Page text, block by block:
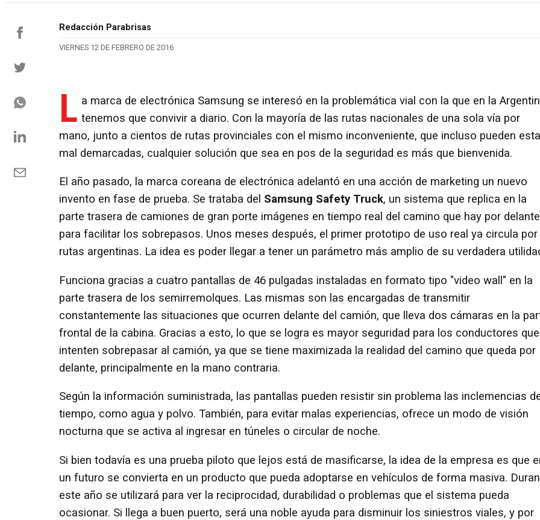
Redacción Parabrisas
VIERNES 12 DE FEBRERO DE 2016
L a marca de electrónica Samsung se interesó en la problemática vial con la que en la
tenemos que convivir a diario. Con la mayoría de las rutas nacionales de una sola vía por
mano, junto a cientos de rutas provinciales con el mismo inconveniente, que incluso pueden
mal demarcadas, cualquier solución que sea en pos de la seguridad es más que bienvenida.
El año pasado, la marca coreana de electrónica adelantó en una acción de marketing un nuevo
invento en fase de prueba. Se trataba del Samsung Safety Truck, un sistema que replica en la
parte trasera de camiones de gran porte imágenes en tiempo real del camino que hay por delante
para facilitar los sobrepasos. Unos meses después, el primer prototipo de uso real ya circula por
rutas argentinas. La idea es poder llegar a tener un parámetro más amplio de su verdadera
Funciona gracias a cuatro pantallas de 46 pulgadas instaladas en formato tipo "video wall" en la
parte trasera de los semirremolques. Las mismas son las encargadas de transmitir
constantemente las situaciones que ocurren delante del camión, que lleva dos cámaras en la
frontal de la cabina. Gracias a esto, lo que se logra es mayor seguridad para los conductores que
intenten sobrepasar al camión, ya que se tiene maximizada la realidad del camino que queda por
delante, principalmente en la mano contraria.
Según la información suministrada, las pantallas pueden resistir sin problema las inclemencias
tiempo, como agua y polvo. También, para evitar malas experiencias, ofrece un modo de visión
nocturna que se activa al ingresar en túneles o circular de noche.
Si bien todavía es una prueba piloto que lejos está de masificarse, la idea de la empresa es que
un futuro se convierta en un producto que pueda adoptarse en vehículos de forma masiva.
este año se utilizará para ver la reciprocidad, durabilidad o problemas que el sistema pueda
ocasionar. Si llega a buen puerto, será una noble ayuda para disminuir los siniestros viales, y por